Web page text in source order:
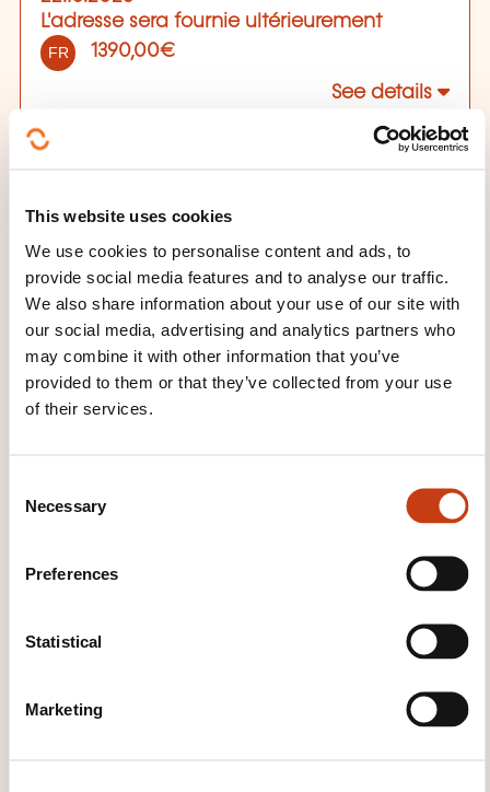
This website uses cookies
We use cookies to personalise content and ads, to
provide social media features and to analyse our traffic.
We also share information about your use of our site with
our social media, advertising and analytics partners who
may combine it with other information that you’ve
provided to them or that they’ve collected from your use
of their services.
Necessary
Preferences
Statistical
Marketing
L'adresse sera fournie ultérieurement
FR 1390,00€
See details
Place of training
Début de la séance le 21/10/2026 à 09:00
Durée: 06h00
Location: Key Job S.A.
Python pour BI
Début de la séance le 22/10/2026 à 09:00
Location: Key Job S.A.
Registration deadline